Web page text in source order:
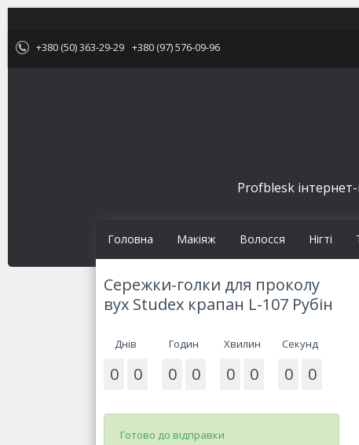
+380 (50) 363-29-29 +380 (97) 576-09-96
Profblesk інтернет-
Головна Макіяж Волосся Нігті
Сережки-голки для проколу
вух Studex крапан L-107 Рубін
Днів
0 0
Годин
0 0
Хвилин
0 0
Секунд
0 0
Готово до відправки